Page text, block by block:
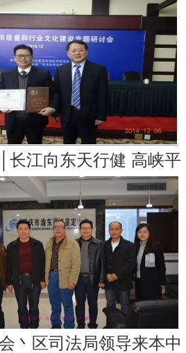
长江向东天行健 高峡平
丶区司法局领导来本中